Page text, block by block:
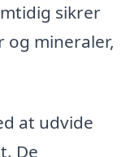
sikrer
og mineraler,
at udvide
De